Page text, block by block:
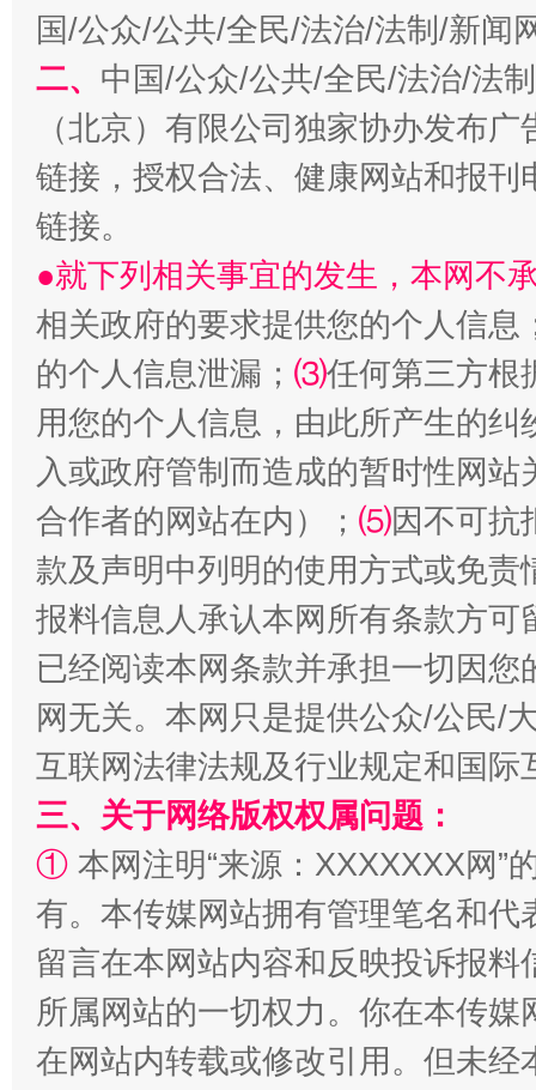
受贿1.44亿！段成刚被判无期 从幼
阿坝州三大球赛在茂县开幕
国/公众/公共/全民/法治/法制/新闻
二、 中国/公众/公共/全民/法治/法
（北京）有限公司独家协办发布
链接，授权合法、健康网站和报
链接。
●就下列相关事宜的发生，本网不
相关政府的要求提供您的个人信息
的个人信息泄漏； ⑶任何第三方根
用您的个人信息，由此所产生的纠
入或政府管制而造成的暂时性网
合作者的网站在内）； ⑸因不可抗
款及声明中列明的使用方式或免责
报料信息人承认本网所有条款方
已经阅读本网条款并承担一切因
网无关。本网只是提供公众/公民/
互联网法律法规及行业规定和国
三、关于网络版权权属问题：
① 本网注明“来源：XXXXXXX网”
有。本传媒网站拥有管理笔名和
留言在本网站内容和反映投诉报
所属网站的一切权力。你在本传
在网站内转载或修改引用。但未